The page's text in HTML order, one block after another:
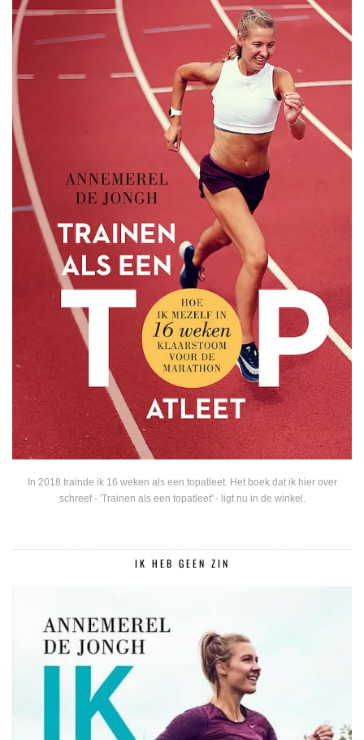
In 2018 trainde ik 16 weken als een topatleet. Het boek dat ik hier over
schreef - 'Trainen als een topatleet' - ligt nu in de winkel.
IK HEB GEEN ZIN